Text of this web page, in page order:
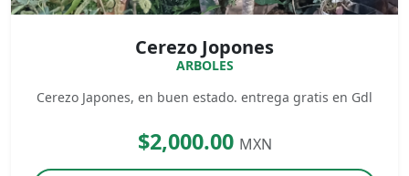
Cerezo Jopones
ARBOLES
Cerezo Japones, en buen estado. entrega gratis en Gdl
$2,000.00 MXN